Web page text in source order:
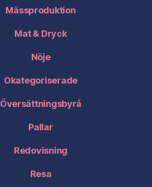
Mässproduktion
Mat & Dryck
Nöje
Okategoriserade
Översättningsbyrå
Pallar
Redovisning
Resa